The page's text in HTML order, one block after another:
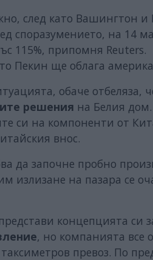
след като Вашингтон
споразумението, на 14
115%, припомня
Пекин ще облага
обаче
решения на Белия
си на компоненти от
внос.
да започне пробно
излизане на пазара се
концепцията си
, но компанията все
превоз. По